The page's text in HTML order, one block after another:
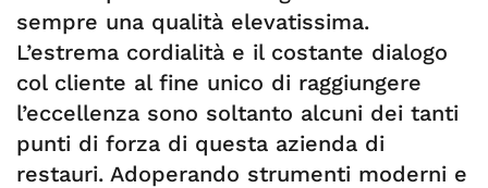
sempre una qualità elevatissima.
L’estrema cordialità e il costante dialogo
col cliente al fine unico di raggiungere
l’eccellenza sono soltanto alcuni dei tanti
punti di forza di questa azienda di
restauri. Adoperando strumenti moderni e